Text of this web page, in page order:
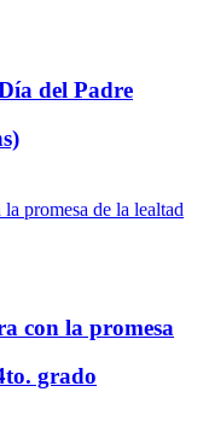
del Padre
con la promesa
grado